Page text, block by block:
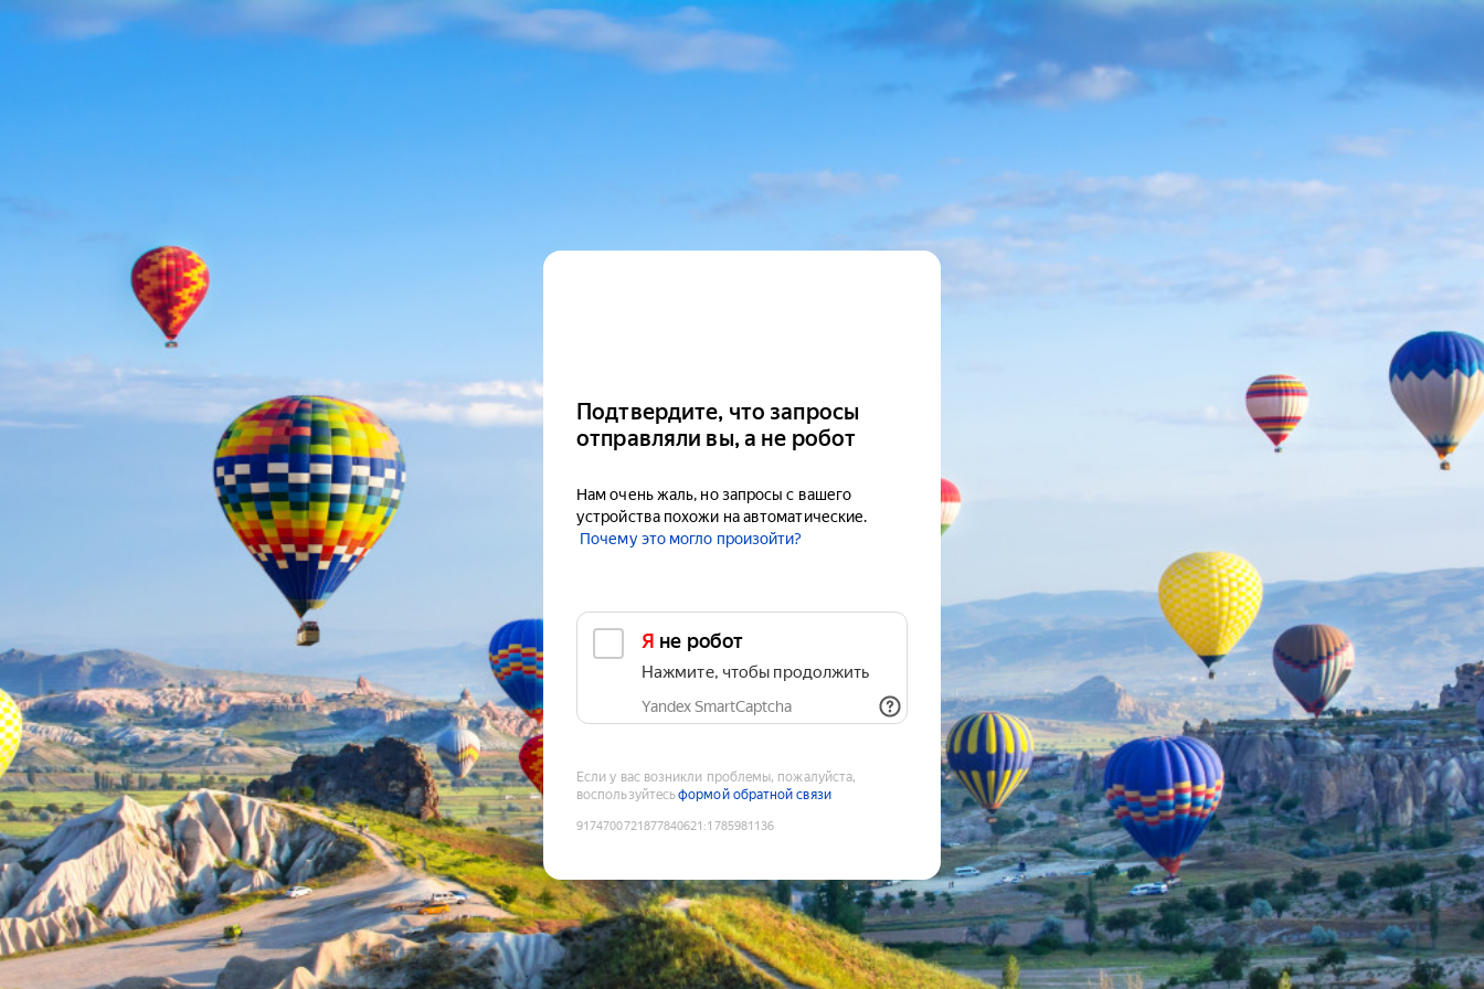
Подтвердите, что запросы
отправляли вы, а не робот
Нам очень жаль, но запросы с вашего
устройства похожи на автоматические.
Почему это могло произойти?
Я не робот
Нажмите, чтобы продолжить
Yandex SmartCaptcha
Если у вас возникли проблемы, пожалуйста,
воспользуйтесьформой обратной связи
9174700721877840621 :1785981136